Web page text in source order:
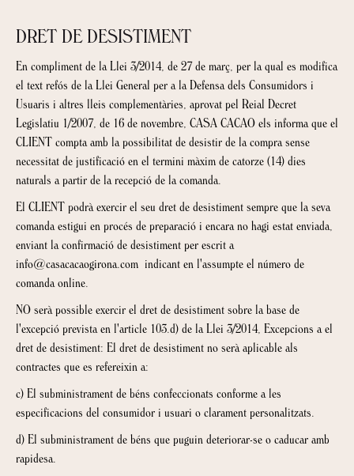
DRET DE DESISTIMENT
En compliment de la Llei 3/2014, de 27 de març, per la qual es modifica
el text refós de la Llei General per a la Defensa dels Consumidors i
Usuaris i altres lleis complementàries, aprovat pel Reial Decret
Legislatiu 1/2007, de 16 de novembre, CASA CACAO els informa que el
CLIENT compta amb la possibilitat de desistir de la compra sense
necessitat de justificació en el termini màxim de catorze (14) dies
naturals a partir de la recepció de la comanda.
El CLIENT podrà exercir el seu dret de desistiment sempre que la seva
comanda estigui en procés de preparació i encara no hagi estat enviada,
enviant la confirmació de desistiment per escrit a
info@casacacaogirona.com indicant en l'assumpte el número de
comanda online.
NO serà possible exercir el dret de desistiment sobre la base de
l'excepció prevista en l'article 103.d) de la Llei 3/2014, Excepcions a el
dret de desistiment: El dret de desistiment no serà aplicable als
contractes que es refereixin a:
c) El subministrament de béns confeccionats conforme a les
especificacions del consumidor i usuari o clarament personalitzats.
d) El subministrament de béns que puguin deteriorar-se o caducar amb
rapidesa.